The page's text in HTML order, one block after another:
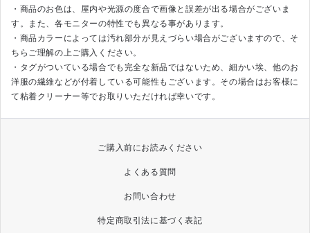
・商品のお色は、屋内や光源の度合で画像と誤差が出る場合がございま
す。また、各モニターの特性でも異なる事があります。
・商品カラーによっては汚れ部分が見えづらい場合がございますので、 そ
ちらご理解の上ご購入ください。
・タグがついている場合でも完全な新品ではないため、細かい埃、他のお
洋服の繊維などが付着している可能性もございます。その場合はお客様に
て粘着クリーナー等でお取りいただければ幸いです。
ご購入前にお読みください
よくある質問
お問い合わせ
特定商取引法に基づく表記